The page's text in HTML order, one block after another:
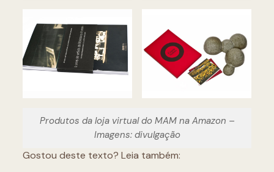
Produtos da loja virtual do MAM na Amazon –
Imagens: divulgação
Gostou deste texto? Leia também: